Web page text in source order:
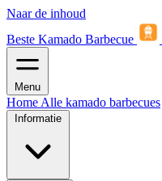
Naar de inhoud
Beste Kamado Barbecue
Menu
Home Alle kamado barbecues
Informatie